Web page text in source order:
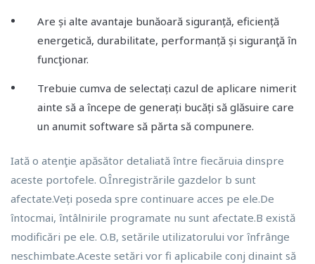
Are și alte avantaje bunăoară siguranță, eficiență
energetică, durabilitate, performanță și siguranţă în
funcţionar.
Trebuie cumva de selectați cazul de aplicare nimerit
ainte să a începe de generați bucăți să glăsuire care
un anumit software să părta să compunere.
Iată o atenţie apăsător detaliată între fiecăruia dinspre
aceste portofele. O.Înregistrările gazdelor b sunt
afectate.Veți poseda spre continuare acces pe ele.De
întocmai, întâlnirile programate nu sunt afectate.B există
modificări pe ele. O.B, setările utilizatorului vor înfrânge
neschimbate.Aceste setări vor fi aplicabile conj dinaint să